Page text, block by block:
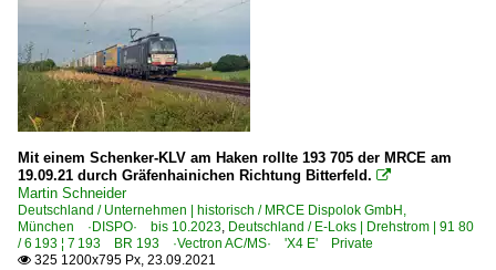
Mit einem Schenker-KLV am Haken rollte 193 705 der MRCE am
19.09.21 durch Gräfenhainichen Richtung Bitterfeld. 
Martin Schneider
Deutschland / Unternehmen | historisch / MRCE Dispolok GmbH,
München ·DISPO· bis 10.2023, Deutschland / E-Loks | Drehstrom | 91 80
/ 6 193 ¦ 7 193 BR 193 ·Vectron AC/MS· 'X4 E' Private
 325 1200x795 Px, 23.09.2021